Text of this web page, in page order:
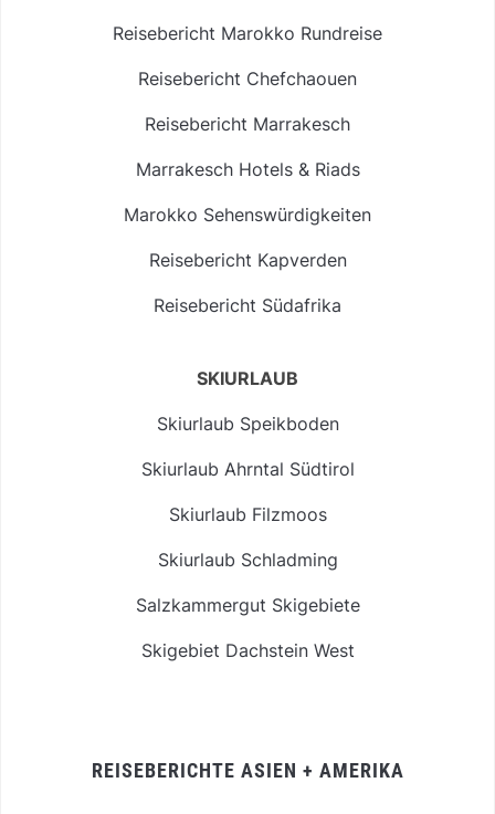
Reisebericht Marokko Rundreise
Reisebericht Chefchaouen
Reisebericht Marrakesch
Marrakesch Hotels & Riads
Marokko Sehenswürdigkeiten
Reisebericht Kapverden
Reisebericht Südafrika
SKIURLAUB
Skiurlaub Speikboden
Skiurlaub Ahrntal Südtirol
Skiurlaub Filzmoos
Skiurlaub Schladming
Salzkammergut Skigebiete
Skigebiet Dachstein West
REISEBERICHTE ASIEN + AMERIKA